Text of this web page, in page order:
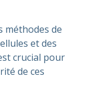
méthodes de
et des
crucial pour
de ces